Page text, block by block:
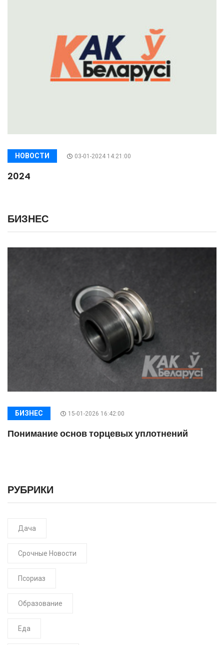
НОВОСТИ 03-01-2024 14:21:00
2024
БИЗНЕС
БИЗНЕС 15-01-2026 16:42:00
Понимание основ торцевых уплотнений
РУБРИКИ
Дача
Срочные Новости
Псориаз
Образование
Еда